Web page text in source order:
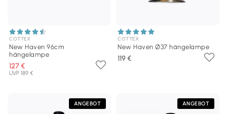
COTTEX
New Haven 96cm
hängelampe
127 €
UVP 189 €
COTTEX
New Haven Ø37 hängelampe
119 €
ANGEBOT ANGEBOT